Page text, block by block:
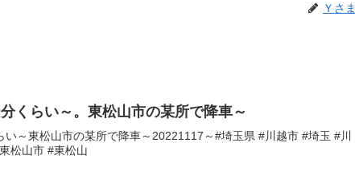
Ｙさま
くらい～。東松山市の某所で降車～
い～東松山市の某所で降車～20221117～#埼玉県 #川越市 #埼玉 #川
松山市 #東松山